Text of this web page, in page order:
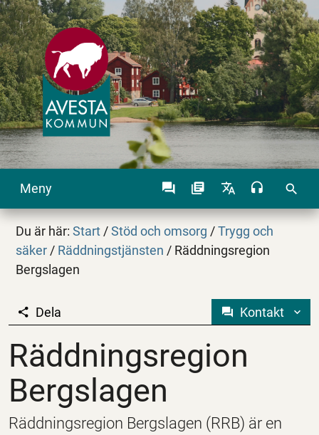
Meny search
Du är här:Start / Stöd och omsorg / Trygg och
säker / Räddningstjänsten / Räddningsregion
Bergslagen
Räddningsregion
Dela Kontakt
Räddningsregion
Bergslagen
Räddningsregion Bergslagen (RRB) är en